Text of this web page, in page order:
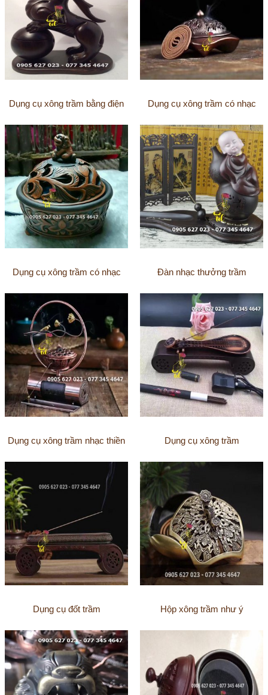
Dụng cụ xông trầm bằng điện Dụng cụ xông trầm có nhạc
Dụng cụ xông trầm có nhạc Đàn nhạc thưởng trầm
Dụng cụ xông trầm nhạc thiền Dụng cụ xông trầm
Dụng cụ đốt trầm Hộp xông trầm như ý